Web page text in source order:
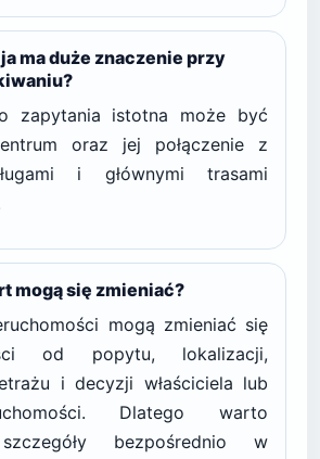
ma duże znaczenie przy
zapytania istotna może być
oraz jej połączenie z
i głównymi trasami
mogą się zmieniać?
mogą zmieniać się
od popytu, lokalizacji,
i decyzji właściciela lub
Dlatego warto
bezpośrednio w